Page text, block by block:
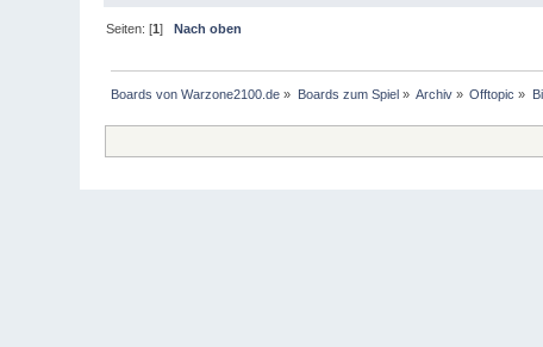
Seiten: [1]Nach oben
Boards von Warzone2100.de » Boards zum Spiel» Archiv » Offtopic »